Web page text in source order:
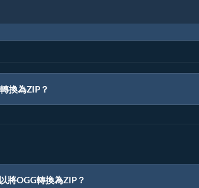
換為ZIP？
將OGG轉換為ZIP？